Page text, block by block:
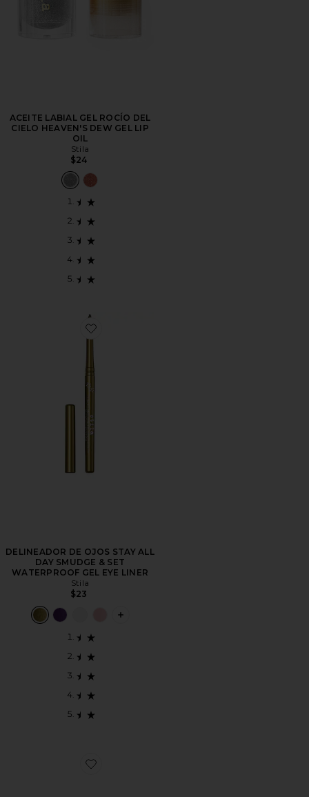
ACEITE LABIAL GEL ROCÍO DEL
CIELO HEAVEN'S DEW GEL LIP
OIL
Stila
$24
Favorite DELINEADOR DE OJOS STAY ALL DAY
DELINEADOR DE OJOS STAY ALL
DAY SMUDGE & SET
WATERPROOF GEL EYE LINER
Stila
$23
PLUS ICON TO SEE MORE OPTIONS
Favorite PALETA DE SOMBRAS POCKET PLAY